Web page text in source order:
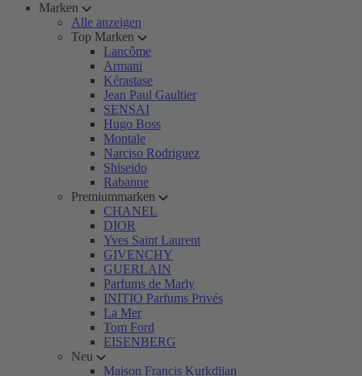
Marken
Alle anzeigen
Top Marken
Lancôme
Armani
Kérastase
Jean Paul Gaultier
SENSAI
Hugo Boss
Montale
Narciso Rodriguez
Shiseido
Rabanne
Premiummarken
CHANEL
DIOR
Yves Saint Laurent
GIVENCHY
GUERLAIN
Parfums de Marly
INITIO Parfums Privés
La Mer
Tom Ford
EISENBERG
Neu
Maison Francis Kurkdjian